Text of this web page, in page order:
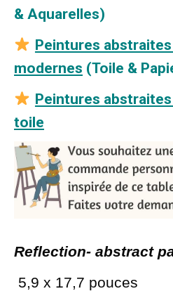
& Aquarelles)
Peintures
modernes (Toile &
Peintures
toile
Reflection- abstract
5,9 x 17,7 pouces